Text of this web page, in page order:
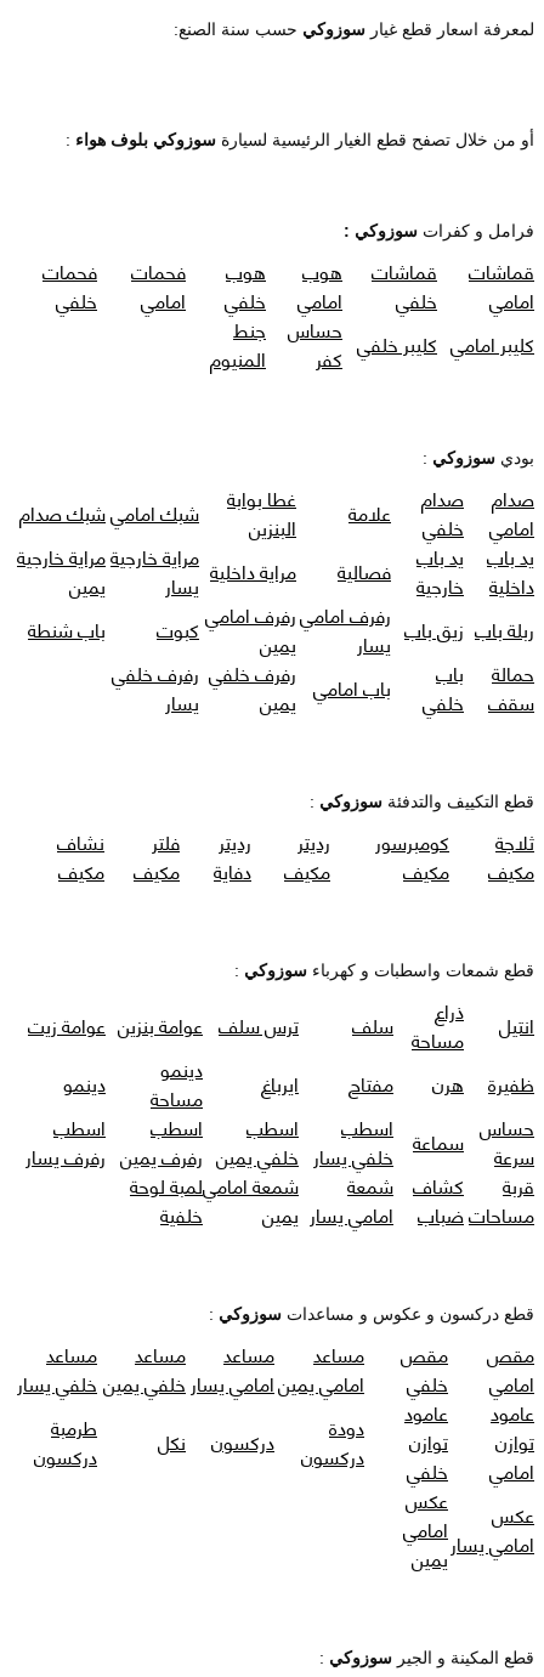
لمعرفة اسعار قطع غيار سوزوكي حسب سنة الصنع:
أو من خلال تصفح قطع الغيار الرئيسية لسيارة سوزوكي بلوف هواء :
فرامل و كفرات سوزوكي :
قماشات
امامي
قماشات
خلفي
هوب
امامي
هوب
خلفي
فحمات
امامي
فحمات
خلفي
كليبر امامي كليبر خلفي حساس
كفر
جنط
المنيوم
بودي سوزوكي :
صدام
امامي
صدام
خلفي
علامة
غطا بوابة
البنزين
شبك اماميشبك صدام
يد باب
داخلية
يد باب
خارجية
فصالية مراية داخلية مراية خارجية
يسار
مراية خارجية
يمين
ربلة باب زيق باب رفرف امامي
يسار
رفرف امامي
يمين
كبوت
باب شنطة
حمالة
سقف
باب
خلفي
باب امامي رفرف خلفي
يمين
رفرف خلفي
يسار
قطع التكييف والتدفئة سوزوكي :
ثلاجة
مكيف
كومبرسور
مكيف
رديتر
مكيف
رديتر
دفاية
فلتر
مكيف
نشاف
مكيف
قطع شمعات واسطبات و كهرباء سوزوكي :
انتيل
ذراع
مساحة سلف ترس سلف عوامة بنزين عوامة زيت
ظفيرة
هرن مفتاح ايرباغ
دينمو
مساحة
دينمو
حساس
سرعة
سماعة اسطب
خلفي يسار
اسطب
خلفي يمين
اسطب
رفرف يمين
اسطب
رفرف يسار
قربة
مساحات
كشاف
ضباب
شمعة
امامي يسار
شمعة امامي
يمين
لمبة لوحة
خلفية
قطع دركسون و عكوس و مساعدات سوزوكي :
مقص
امامي
مقص
خلفي
مساعد
امامي يمين
مساعد
امامي يسار
مساعد
خلفي يمين
مساعد
خلفي يسار
عامود
توازن
امامي
عامود
توازن
خلفي
دودة
دركسون
دركسون نكل
طرمبة
دركسون
عكس
امامي يسار
عكس
امامي
يمين
قطع المكينة و الجير سوزوكي :